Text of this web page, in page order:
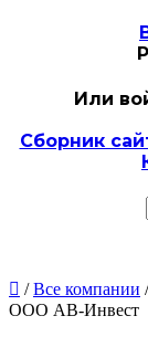
Или
Сборник
 /Все компании
ООО АВ-Инвест